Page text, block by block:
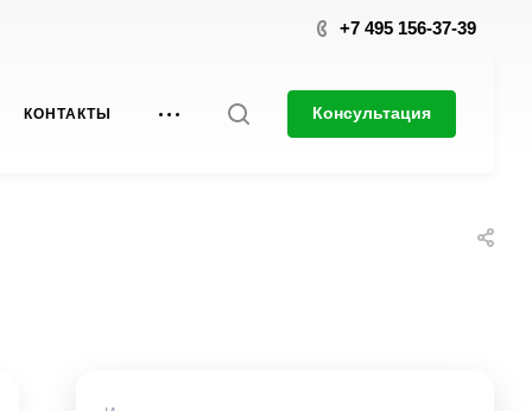
+7 495 156-37-39
КОНТАКТЫ Консультация